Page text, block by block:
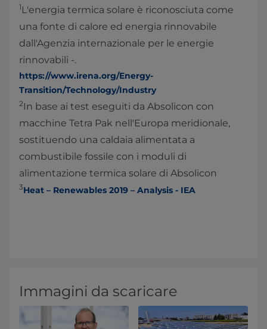
1 L'energia termica solare è riconosciuta come
una fonte di calore ed energia rinnovabile
dall'Agenzia internazionale per le energie
rinnovabili -.
https://www.irena.org/Energy-
Transition/Technology/Industry
2In base ai test eseguiti da Absolicon con
macchine Tetra Pak nell'Europa meridionale,
sostituendo una caldaia alimentata a
combustibile fossile con i moduli di
alimentazione termica solare di Absolicon
3Heat – Renewables 2019 – Analysis - IEA
Immagini da scaricare